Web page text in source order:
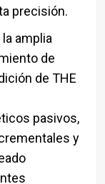
precisión.
amplia
de
de THE
pasivos,
y